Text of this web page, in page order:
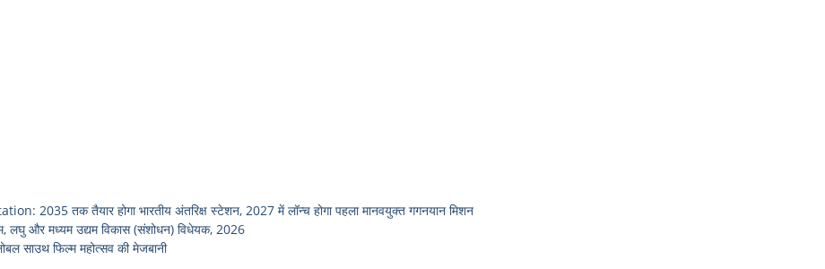
तक तैयार होगा भारतीय अंतरिक्ष स्टेशन, 2027 में लॉन्च होगा पहला मानवयुक्त गगनयान मिशन
और मध्यम उद्यम विकास (संशोधन) विधेयक, 2026
साउथ फिल्म महोत्सव की मेजबानी